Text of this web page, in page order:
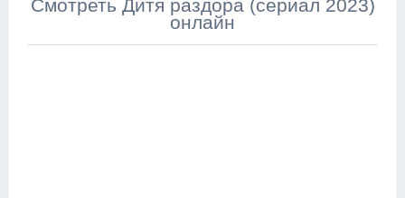
Смотреть Дитя раздора (сериал 2023)
онлайн